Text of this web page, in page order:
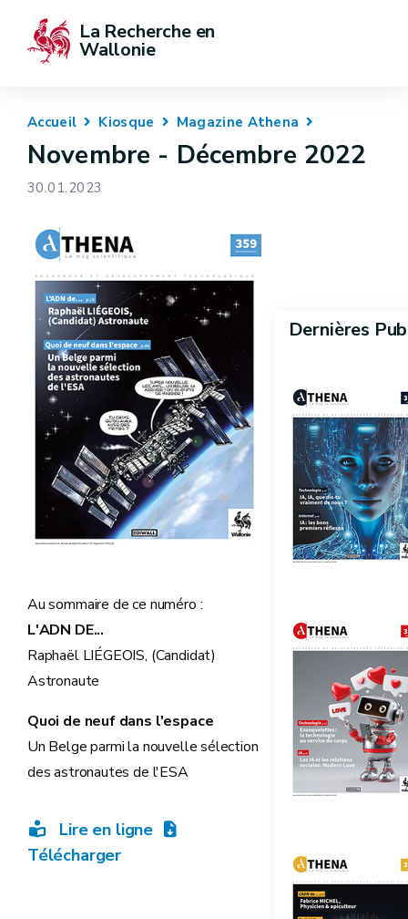
La Recherche en
Wallonie
Accueil Kiosque Magazine Athena
Novembre - Décembre 2022
30.01.2023
Au sommaire de ce numéro :
L'ADN DE...
Raphaël LIÉGEOIS, (Candidat)
Astronaute
Quoi de neuf dans l'espace
Un Belge parmi la nouvelle sélection
des astronautes de l'ESA
Lire en ligne
Télécharger
Dernières